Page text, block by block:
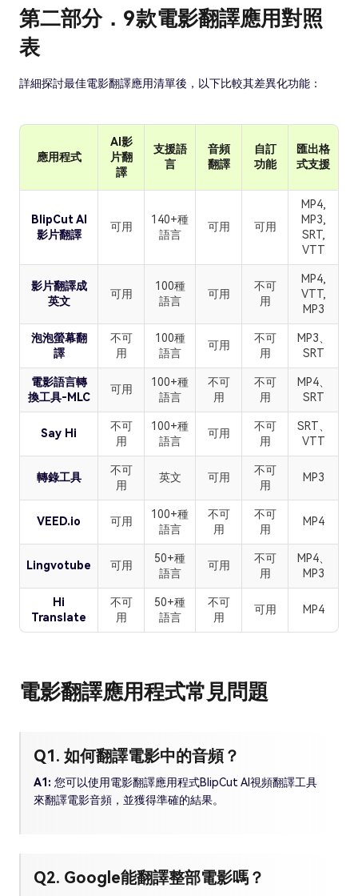
第二部分．9款電影翻譯應用對照
表
詳細探討最佳電影翻譯應用清單後，以下比較其差異化功能：
應用程式
AI影
片翻
譯
支援語
言
音頻
翻譯
自訂
功能
匯出格
式支援
BlipCut AI
影片翻譯
可用
140+種
語言
可用 可用
MP4,
MP3,
SRT,
VTT
影片翻譯成
英文
可用
100種
語言
可用
不可
用
MP4,
VTT,
MP3
泡泡螢幕翻
譯
不可
用
100種
語言
可用
不可
用
MP3、
SRT
電影語言轉
換工具-MLC
可用
100+種
語言
不可
用
不可
用
MP4、
SRT
Say Hi
不可
用
100+種
語言
可用
不可
用
SRT、
VTT
轉錄工具
不可
用
英文 可用
不可
用
MP3
VEED.io 可用
100+種
語言
不可
用
不可
用
MP4
Lingvotube 可用
50+種
語言
可用
不可
用
MP4、
MP3
Hi
Translate
不可
用
50+種
語言
不可
用
可用 MP4
電影翻譯應用程式常見問題
Q1. 如何翻譯電影中的音頻？
A1: 您可以使用電影翻譯應用程式BlipCut AI視頻翻譯工具
來翻譯電影音頻，並獲得準確的結果。
Q2. Google能翻譯整部電影嗎？